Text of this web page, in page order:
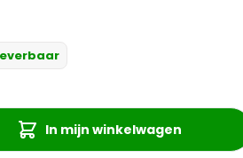
In mijn winkelwagen